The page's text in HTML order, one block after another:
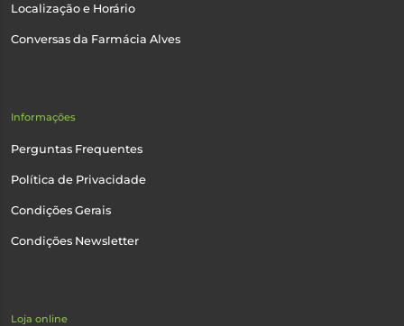
Localização e Horário
Conversas da Farmácia Alves
Informações
Perguntas Frequentes
Política de Privacidade
Condições Gerais
Condições Newsletter
Loja online